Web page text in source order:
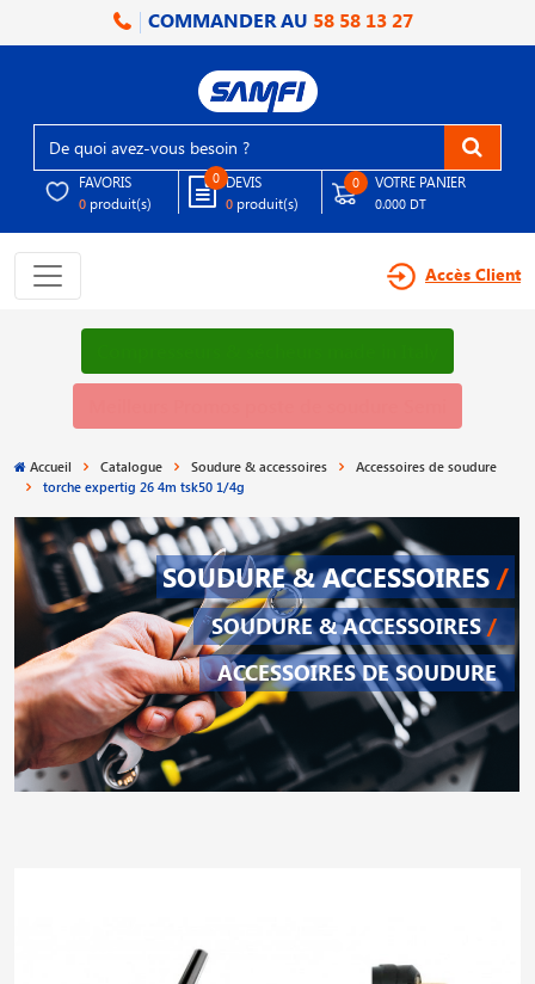
COMMANDER AU 58 58 13 27
FAVORIS
0 produit(s)
0 DEVIS
0 produit(s)
0 VOTRE PANIER
0.000 DT
Accès Client
Accueil Catalogue Soudure & accessoires
Accessoires de soudure
torche expertig 26 4m tsk50 1/4g
SOUDURE & ACCESSOIRES /
SOUDURE & ACCESSOIRES /
ACCESSOIRES DE SOUDURE